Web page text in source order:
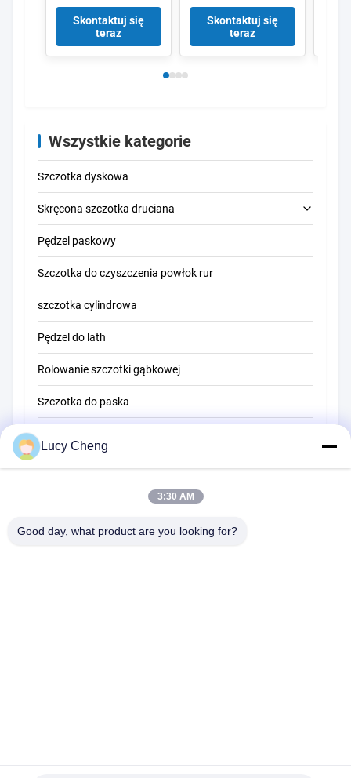
precyzyjnego
odgrzewania z
dostosowalną
Skontaktuj się
teraz
z przędzą do
precyzyjnego
odkręcania i
Skontaktuj się
teraz
Wszystkie kategorie
Szczotka dyskowa
Skręcona szczotka druciana
Szczotka do czyszczenia rur
Szczotka do czyszczenia słomy
Pędzel paskowy
Szczotka do czyszczenia powłok rur
szczotka cylindrowa
Pędzel do lath
Rolowanie szczotki gąbkowej
Szczotka do paska
Pędzel zamiatający
Szczotka z końca drutu
Lucy Cheng
3:30 AM
Good day, what product are you looking for?